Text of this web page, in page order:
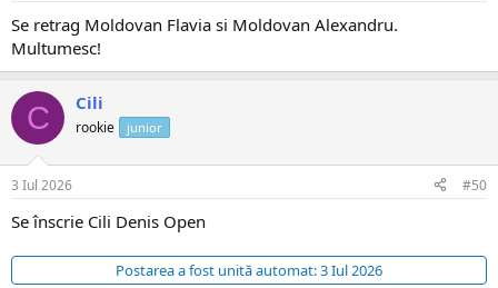
Se retrag Moldovan Flavia si Moldovan Alexandru.
Multumesc!
C Cili
rookie junior
3 Iul 2026 #50
Se înscrie Cili Denis Open
Postarea a fost unită automat:3 Iul 2026